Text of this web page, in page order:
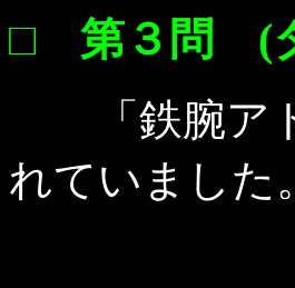
□ 第３問 (
「鉄腕アト
れていました